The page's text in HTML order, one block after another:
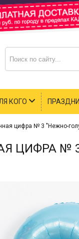
КОГО
цифра № 3 "Нежно-
ЦИФРА №